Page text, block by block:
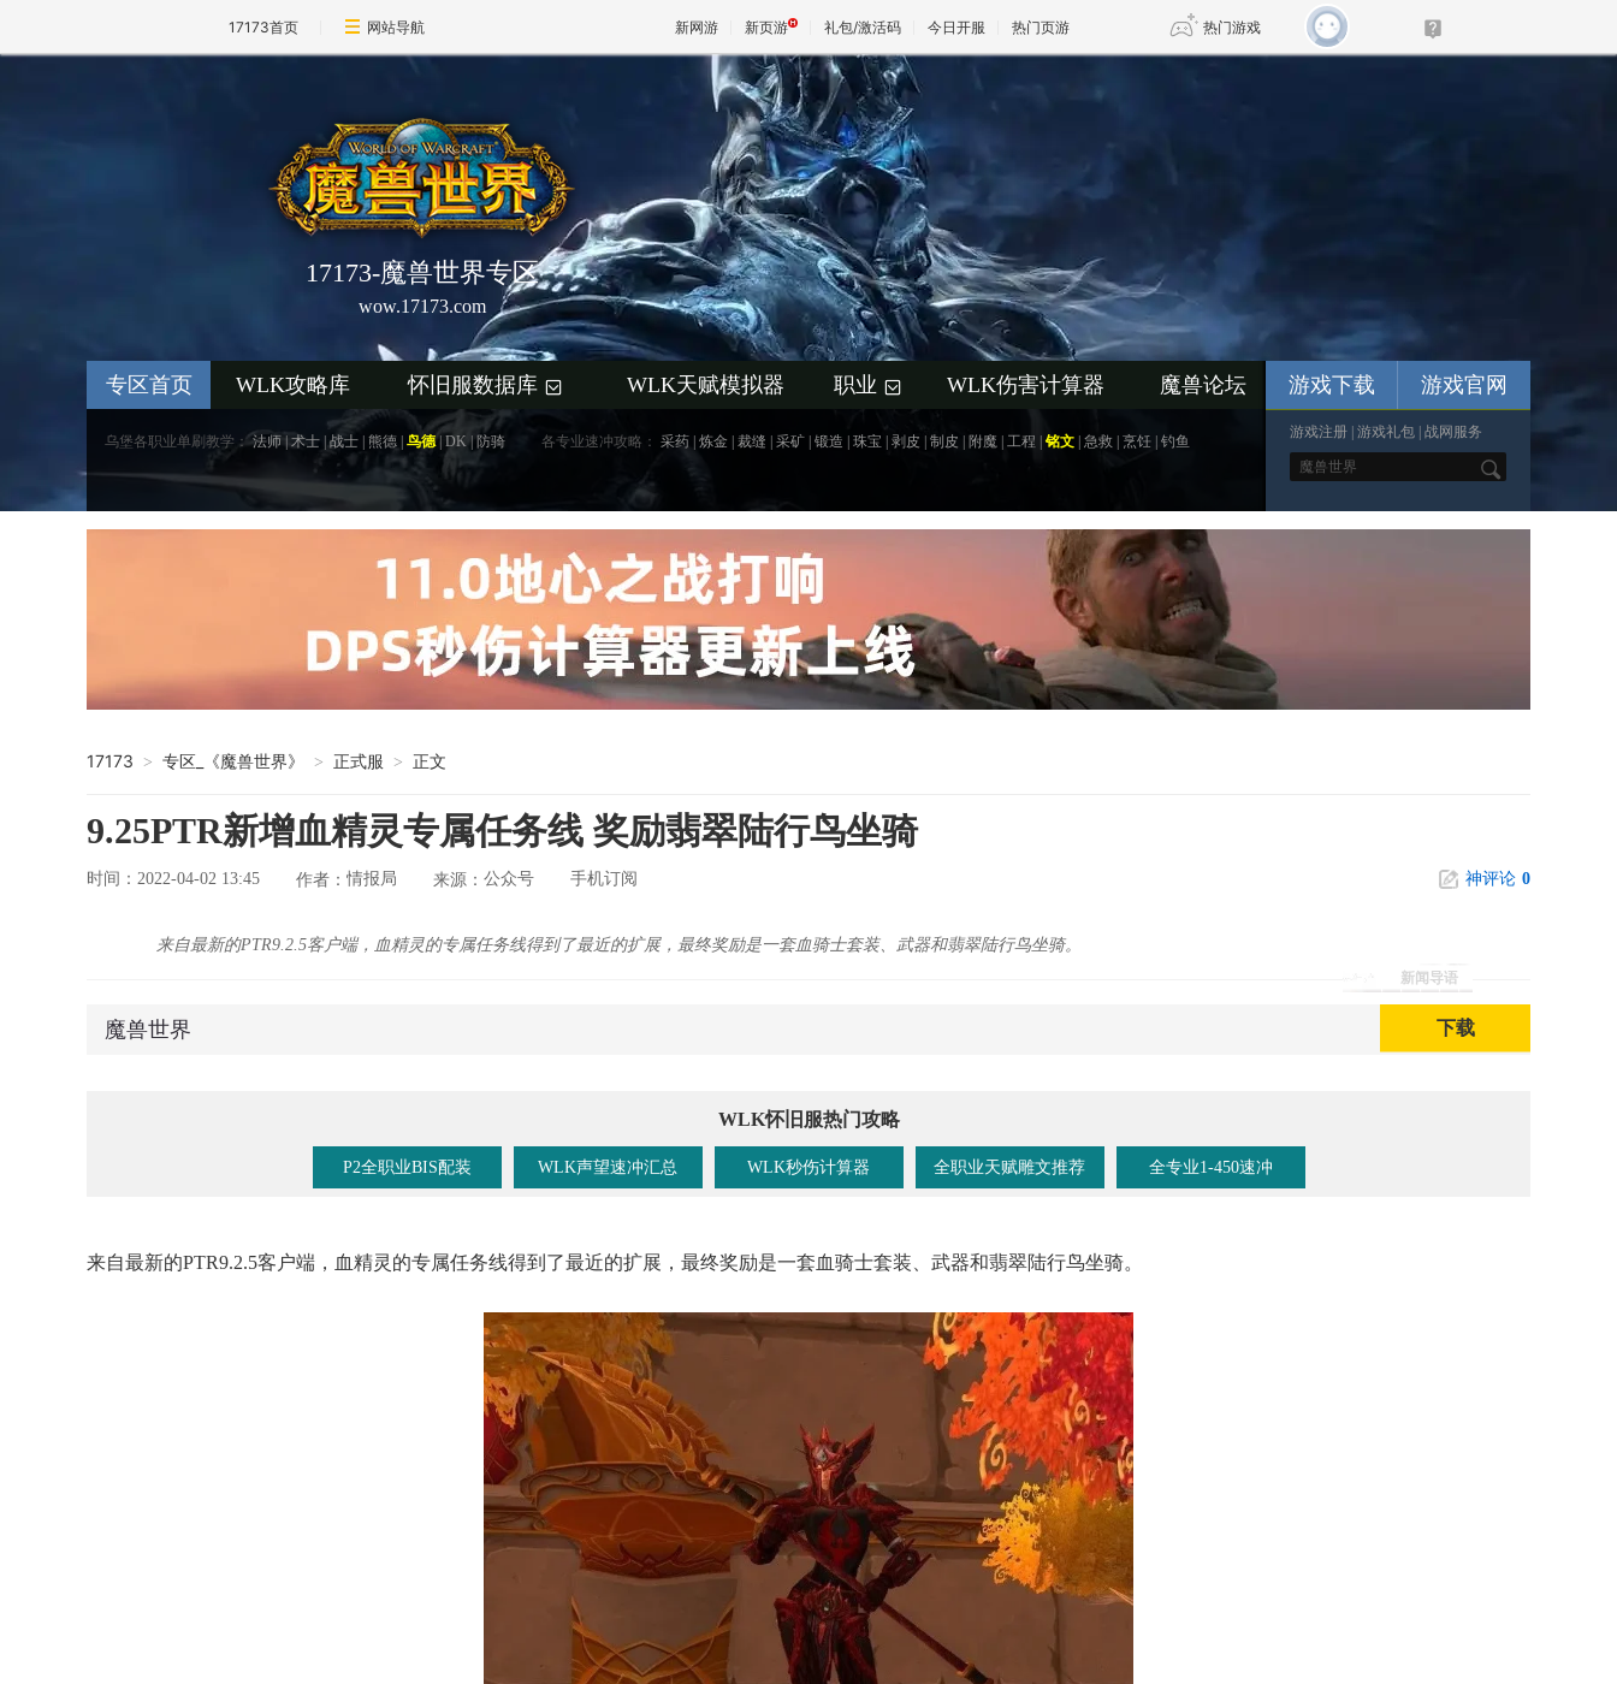
17173首页 网站导航 新网游 新页游 礼包/激活码 今日开服 热门页游 热门游戏
王权与自由 诛仙世界
17173-魔兽世界专区
wow.17173.com
专区首页 WLK攻略库 怀旧服数据库 + WLK天赋模拟器 职业 + WLK伤害计算器 魔兽论坛
乌堡各职业单刷教学： 法师 术士 |战士 熊德 鸟德| DK|防骑 各专业速冲攻略： 采药 炼金 裁缝 采矿 锻造 珠宝 剥皮 制皮 附魔 工程 铭文 急救 烹饪 钓鱼
游戏下载 游戏官网
游戏注册 游戏礼包 战网服务
*
17173 > 专区_《魔兽世界》 > 正式服 > 正文
9.25PTR新增血精灵专属任务线 奖励翡翠陆行鸟坐骑
时间：2022-04-02 13:45 作者： 情报局 来源： 公众号 手机订阅 神评论 0
新闻导语
来自最新的PTR9.2.5客户端，血精灵的专属任务线得到了最近的扩展，最终奖励是一套血骑士套装、武器和翡翠陆行鸟坐骑。
魔兽世界 下载
WLK怀旧服热门攻略
P2全职业BIS配装 WLK声望速冲汇总 WLK秒伤计算器 全职业天赋雕文推荐 全专业1-450速冲
来自最新的PTR9.2.5客户端，血精灵的专属任务线得到了最近的扩展，最终奖励是一套血骑士套装、武器和翡翠陆行鸟坐骑。